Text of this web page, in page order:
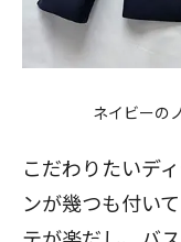
ネイビーの
こだわりたいデ
ンが幾つも付い